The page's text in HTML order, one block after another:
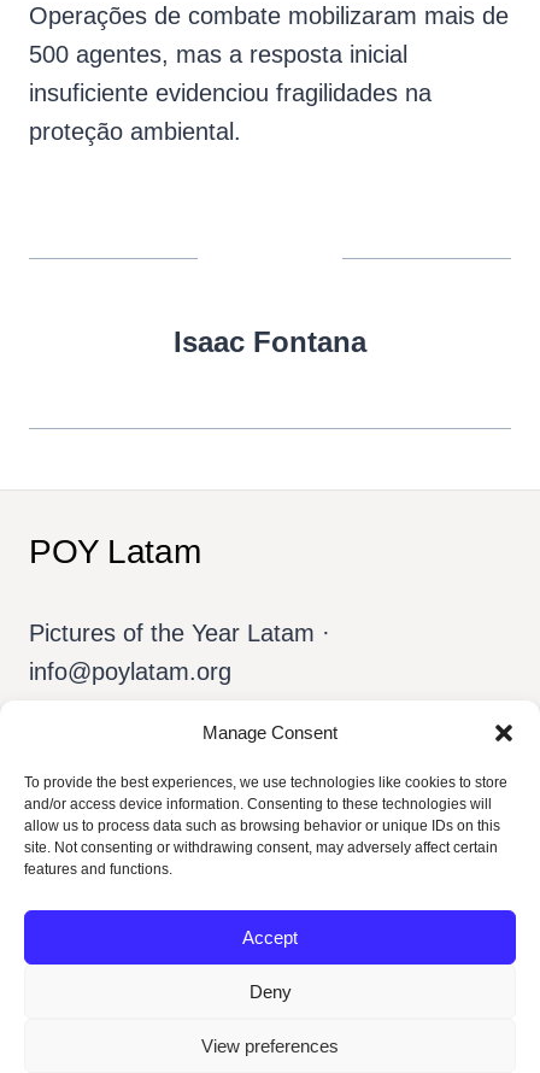
Manage Consent
To provide the best experiences, we use technologies like cookies to store
and/or access device information. Consenting to these technologies will
allow us to process data such as browsing behavior or unique IDs on this
site. Not consenting or withdrawing consent, may adversely affect certain
features and functions.
Accept
Deny
View preferences
Operações de combate mobilizaram mais de
500 agentes, mas a resposta inicial
insuficiente evidenciou fragilidades na
proteção ambiental.
Isaac Fontana
POY Latam
Pictures of the Year Latam ·
info@poylatam.org
Home Arquivo
A Equipe
Sobre o POY
Português
© 2026 POY Latam